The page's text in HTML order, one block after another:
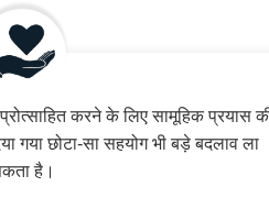
करने के लिए सामूहिक प्रयास
गया छोटा-सा सहयोग भी बड़े बदलाव ला
है।